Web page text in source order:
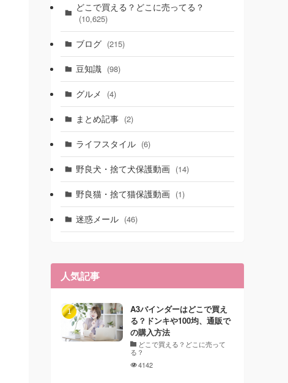
どこで買える？どこに売ってる？
(10,625)
ブログ (215)
豆知識 (98)
グルメ (4)
まとめ記事 (2)
ライフスタイル (6)
野良犬・捨て犬保護動画 (14)
野良猫・捨て猫保護動画 (1)
迷惑メール (46)
人気記事
A3バインダーはどこで買え
る？ドンキや100均、通販で
の購入方法
どこで買える？どこに売って
る？
4142